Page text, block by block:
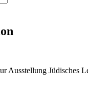
Ausstellung Jüdisches